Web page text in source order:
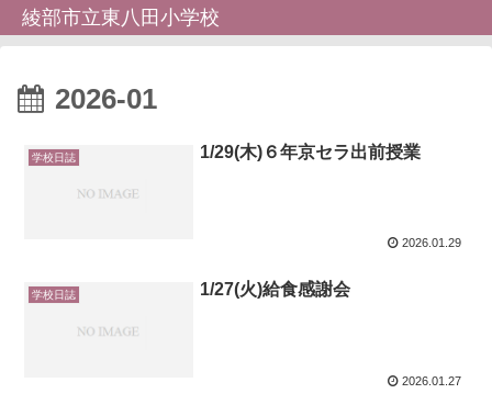
綾部市立東八田小学校
2026-01
学校日誌 1/29(木)６年京セラ出前授業
2026.01.29
学校日誌 1/27(火)給食感謝会
2026.01.27